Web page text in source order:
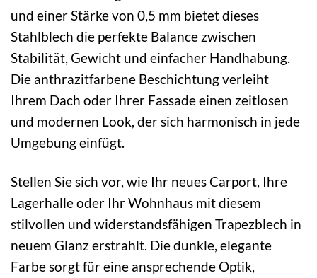
und einer Stärke von 0,5 mm bietet dieses
Stahlblech die perfekte Balance zwischen
Stabilität, Gewicht und einfacher Handhabung.
Die anthrazitfarbene Beschichtung verleiht
Ihrem Dach oder Ihrer Fassade einen zeitlosen
und modernen Look, der sich harmonisch in jede
Umgebung einfügt.
Stellen Sie sich vor, wie Ihr neues Carport, Ihre
Lagerhalle oder Ihr Wohnhaus mit diesem
stilvollen und widerstandsfähigen Trapezblech in
neuem Glanz erstrahlt. Die dunkle, elegante
Farbe sorgt für eine ansprechende Optik,